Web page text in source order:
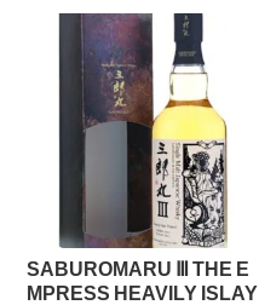
SABUROMARU Ⅲ THE E
MPRESS HEAVILY ISLAY